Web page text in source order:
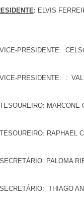
: ELVIS
PRESIDENTE:
PRESIDENTE: :
MARCONE
RAPHAEL
PALOMA
THIAGO